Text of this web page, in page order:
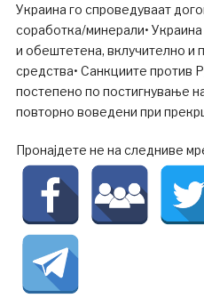
Украина го спроведуваат
соработка/минерали•
и обештетена, вклучително и
средства• Санкциите против
постепено по постигнување
повторно воведени при
Пронајдете не на следниве